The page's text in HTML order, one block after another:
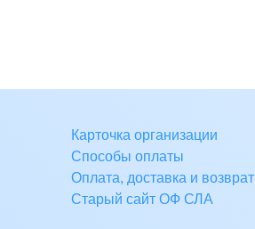
Карточка организации
Способы оплаты
Оплата, доставка и возврат
Старый сайт ОФ СЛА